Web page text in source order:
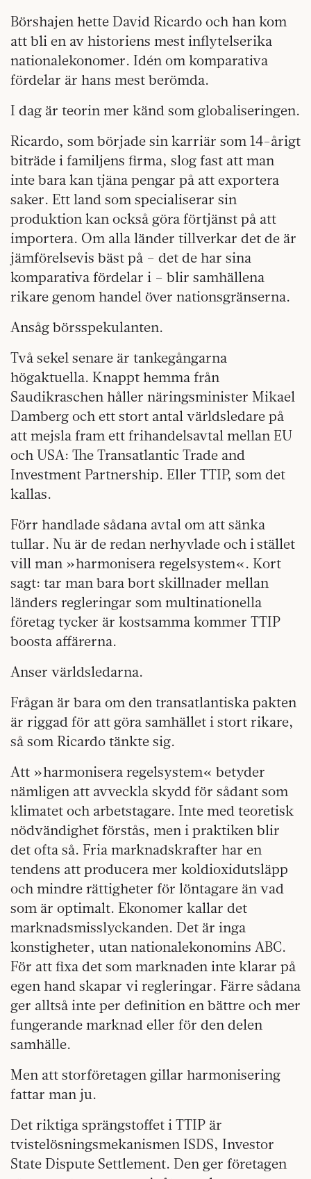
Börshajen hette David Ricardo och han kom
att bli en av historiens mest inflytelserika
nationalekonomer. Idén om komparativa
fördelar är hans mest berömda.
I dag är teorin mer känd som globaliseringen.
Ricardo, som började sin karriär som 14-årigt
biträde i familjens firma, slog fast att man
inte bara kan tjäna pengar på att exportera
saker. Ett land som specialiserar sin
produktion kan också göra förtjänst på att
importera. Om alla länder tillverkar det de är
jämförelsevis bäst på – det de har sina
komparativa fördelar i – blir samhällena
rikare genom handel över nationsgränserna.
Ansåg börsspekulanten.
Två sekel senare är tankegångarna
högaktuella. Knappt hemma från
Saudikraschen håller näringsminister Mikael
Damberg och ett stort antal världsledare på
att mejsla fram ett frihandelsavtal mellan EU
och USA: The Transatlantic Trade and
Investment Partnership. Eller TTIP, som det
kallas.
Förr handlade sådana avtal om att sänka
tullar. Nu är de redan nerhyvlade och i stället
vill man »harmonisera regelsystem«. Kort
sagt: tar man bara bort skillnader mellan
länders regleringar som multinationella
företag tycker är kostsamma kommer TTIP
boosta affärerna.
Anser världsledarna.
Frågan är bara om den transatlantiska pakten
är riggad för att göra samhället i stort rikare,
så som Ricardo tänkte sig.
Att »harmonisera regelsystem« betyder
nämligen att avveckla skydd för sådant som
klimatet och arbetstagare. Inte med teoretisk
nödvändighet förstås, men i praktiken blir
det ofta så. Fria marknadskrafter har en
tendens att producera mer koldioxidutsläpp
och mindre rättigheter för löntagare än vad
som är optimalt. Ekonomer kallar det
marknadsmisslyckanden. Det är inga
konstigheter, utan nationalekonomins ABC.
För att fixa det som marknaden inte klarar på
egen hand skapar vi regleringar. Färre sådana
ger alltså inte per definition en bättre och mer
fungerande marknad eller för den delen
samhälle.
Men att storföretagen gillar harmonisering
fattar man ju.
Det riktiga sprängstoffet i TTIP är
tvistelösningsmekanismen ISDS, Investor
State Dispute Settlement. Den ger företagen